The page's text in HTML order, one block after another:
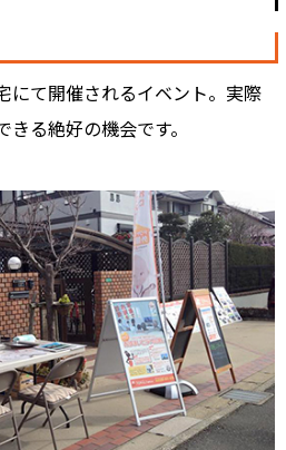
にて開催されるイベント。実際
る絶好の機会です。